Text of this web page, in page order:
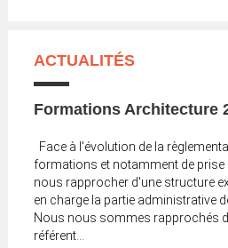
ACTUALITÉS
Formations Architecture
Face à l'évolution de la
formations et notamment de prise
nous rapprocher d'une structure
en charge la partie administrative
Nous nous sommes rapprochés
référent...